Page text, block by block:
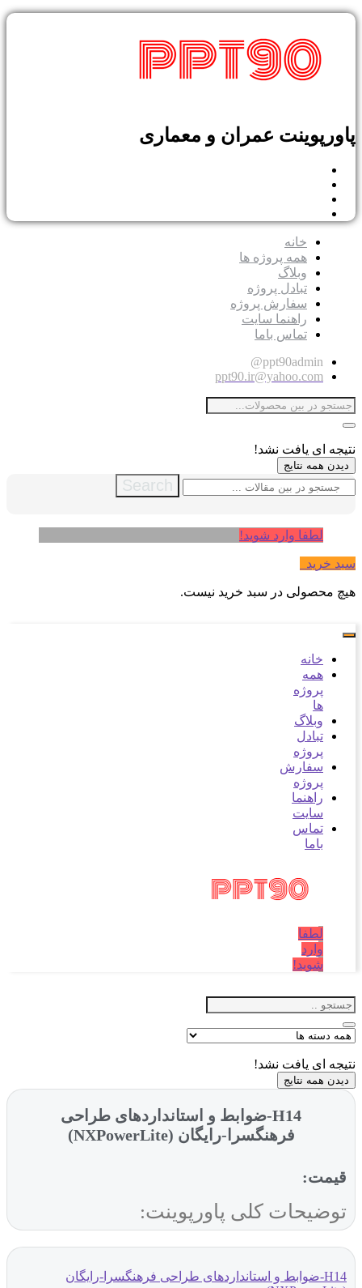
پاورپوینت عمران و معماری
خانه
همه پروژه ها
وبلاگ
تبادل پروژه
سفارش پروژه
راهنما سایت
تماس باما
ppt90admin@
ppt90.ir@yahoo.com
نتیجه ای یافت نشد!
دیدن همه نتایج
Search
لطفا وارد شوید!
سبد خرید
هیچ محصولی در سبد خرید نیست.
خانه
همه
پروژه
ها
وبلاگ
تبادل
پروژه
سفارش
پروژه
راهنما
سایت
تماس
باما
لطفا
وارد
شوید!
نتیجه ای یافت نشد!
دیدن همه نتایج
H14-ضوابط و استانداردهای طراحی
فرهنگسرا-رایگان (NXPowerLite)
قیمت:
توضیحات کلی پاورپوینت:
H14-ضوابط و استانداردهای طراحی فرهنگسرا-رایگان